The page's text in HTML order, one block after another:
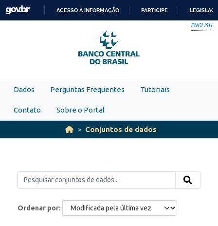
Skip to main content
PARA
O
CONTEÚDO
ACESSO À INFORMAÇÃO PARTICIPE
ENGLISH
Dados Perguntas Frequentes Tutoriais
Contato Sobre o Portal
Conjuntos de dados
Ordenar por